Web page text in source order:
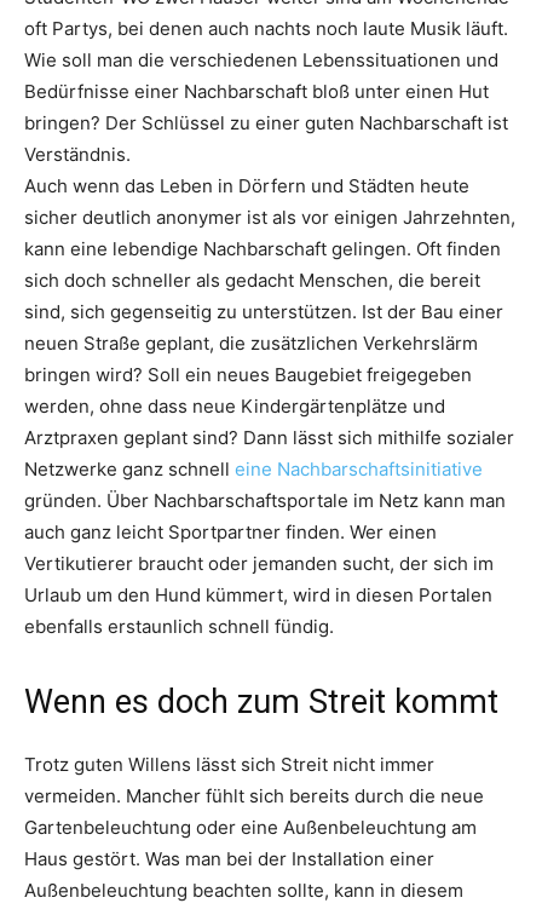
oft Partys, bei denen auch nachts noch laute Musik läuft.
Wie soll man die verschiedenen Lebenssituationen und
Bedürfnisse einer Nachbarschaft bloß unter einen Hut
bringen? Der Schlüssel zu einer guten Nachbarschaft ist
Verständnis.
Auch wenn das Leben in Dörfern und Städten heute
sicher deutlich anonymer ist als vor einigen Jahrzehnten,
kann eine lebendige Nachbarschaft gelingen. Oft finden
sich doch schneller als gedacht Menschen, die bereit
sind, sich gegenseitig zu unterstützen. Ist der Bau einer
neuen Straße geplant, die zusätzlichen Verkehrslärm
bringen wird? Soll ein neues Baugebiet freigegeben
werden, ohne dass neue Kindergärtenplätze und
Arztpraxen geplant sind? Dann lässt sich mithilfe sozialer
Netzwerke ganz schnell eine Nachbarschaftsinitiative
gründen. Über Nachbarschaftsportale im Netz kann man
auch ganz leicht Sportpartner finden. Wer einen
Vertikutierer braucht oder jemanden sucht, der sich im
Urlaub um den Hund kümmert, wird in diesen Portalen
ebenfalls erstaunlich schnell fündig.
Wenn es doch zum Streit kommt
Trotz guten Willens lässt sich Streit nicht immer
vermeiden. Mancher fühlt sich bereits durch die neue
Gartenbeleuchtung oder eine Außenbeleuchtung am
Haus gestört. Was man bei der Installation einer
Außenbeleuchtung beachten sollte, kann in diesem